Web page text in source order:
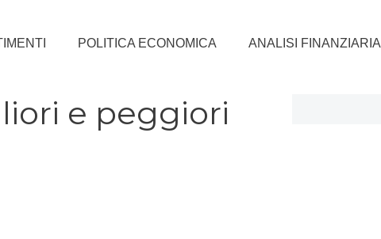
POLITICA ECONOMICA ANALISI FINANZIARIA
e peggiori